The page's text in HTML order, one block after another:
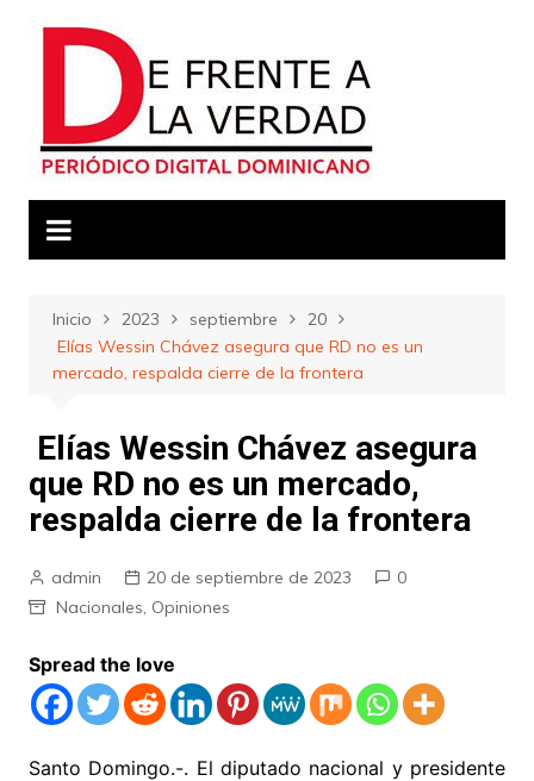
Inicio 2023 septiembre
20
Elías Wessin Chávez asegura que RD no es un
mercado, respalda cierre de la frontera
Elías Wessin Chávez asegura
que RD no es un mercado,
respalda cierre de la frontera
admin 20 de septiembre de 2023
0
Nacionales, Opiniones
Spread the love
Santo Domingo.-. El diputado nacional y presidente